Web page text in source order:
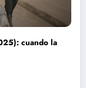
cuando la